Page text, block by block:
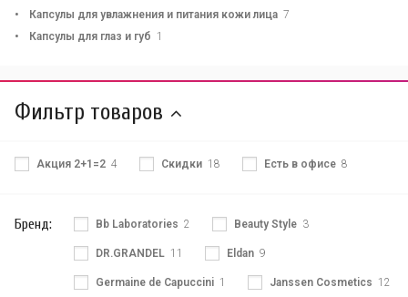
Капсулы для увлажнения и питания кожи лица 7
Капсулы для глаз и губ 1
Фильтр товаров
Акция 2+1=2 4 Скидки 18 Есть в офисе 8
Бренд: Bb Laboratories 2 Beauty Style 3
DR.GRANDEL 11 Eldan 9
Germaine de Capuccini 1 Janssen Cosmetics 12